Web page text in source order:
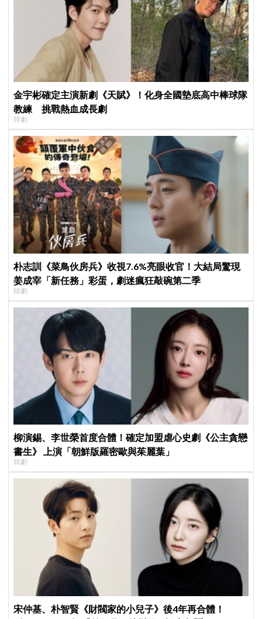
金宇彬確定主演新劇《天賦》！化身全國墊底高中棒球隊
教練 挑戰熱血成長劇
韓劇
朴志訓《菜鳥伙房兵》收視7.6%亮眼收官！大結局驚現
姜成宰「新任務」彩蛋，劇迷瘋狂敲碗第二季
韓劇
柳演錫、李世榮首度合體！確定加盟虐心史劇《公主貪戀
書生》 上演「朝鮮版羅密歐與茱麗葉」
韓劇
宋仲基、朴智賢《財閥家的小兒子》後4年再合體！